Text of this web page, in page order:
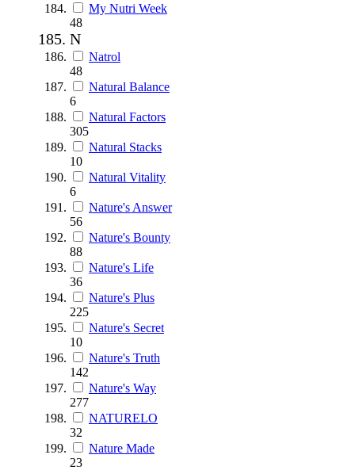
My Nutri Week
48
N
Natrol
48
Natural Balance
6
Natural Factors
305
Natural Stacks
10
Natural Vitality
6
Nature's Answer
56
Nature's Bounty
88
Nature's Life
36
Nature's Plus
225
Nature's Secret
10
Nature's Truth
142
Nature's Way
277
NATURELO
32
Nature Made
23